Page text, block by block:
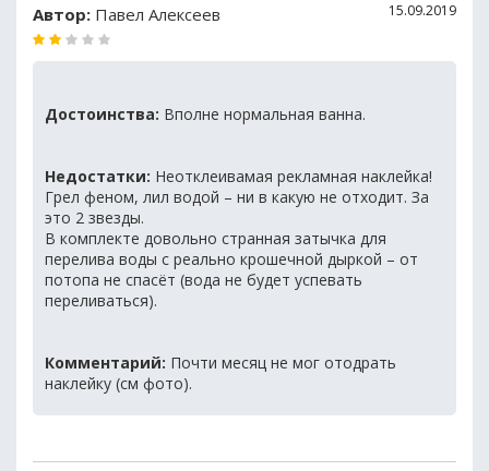
Автор: Павел Алексеев 15.09.2019
Достоинства: Вполне нормальная ванна.
Недостатки: Неотклеивамая рекламная наклейка!
Грел феном, лил водой – ни в какую не отходит. За
это 2 звезды.
В комплекте довольно странная затычка для
перелива воды с реально крошечной дыркой – от
потопа не спасёт (вода не будет успевать
переливаться).
Комментарий: Почти месяц не мог отодрать
наклейку (см фото).